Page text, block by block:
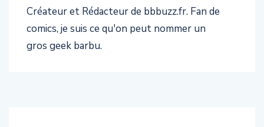
Créateur et Rédacteur de bbbuzz.fr. Fan de
comics, je suis ce qu'on peut nommer un
gros geek barbu.